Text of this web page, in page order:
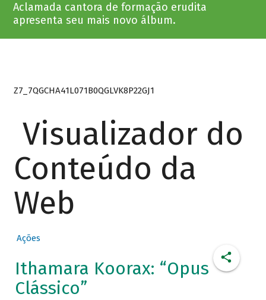
Aclamada cantora de formação erudita
apresenta seu mais novo álbum.
Z7_7QGCHA41L071B0QGLVK8P22GJ1
Visualizador do
Conteúdo da
Web
Ações
Ithamara Koorax: “Opus
Clássico”